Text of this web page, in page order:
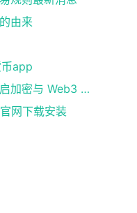
由来
app
币安 在美国市场正式上线，开启加密与 Web3 创新的全新时代！
网下载安装